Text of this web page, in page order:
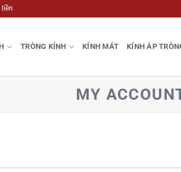
TRÒNG KÍNH KÍNH MÁT KÍNH ÁP
MY